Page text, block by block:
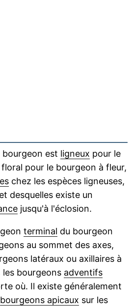
bourgeon est ligneux pour le
pour le bourgeon à fleur,
chez les espèces ligneuses,
desquelles existe un
jusqu'à l'éclosion.
terminal du bourgeon
au sommet des axes,
latéraux ou axillaires à
bourgeons adventifs
où. Il existe généralement
bourgeons apicaux sur les